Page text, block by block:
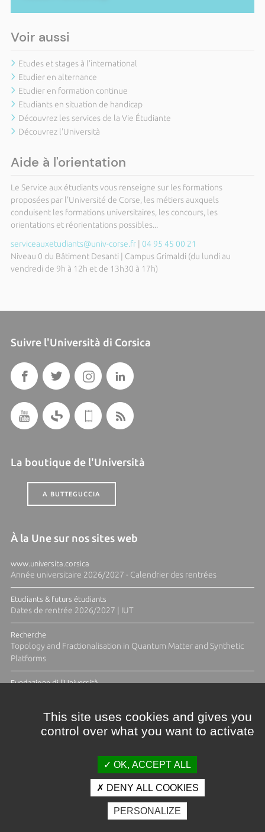
Voir aussi
Etudes et stages à l'international
Etudier en alternance
Etudier en formation continue
Etudiants en situation de handicap
Découvrez les services de la Vie Étudiante
Découvrez l'Università
Aide à l'orientation
Le Service aux étudiants vous renseigne sur les formations
proposées par l'Université de Corse, les métiers auxquels
conduisent les formations universitaires, les concours, les
orientations et réorientations possibles...
serviceauxetudiants@univ-corse.fr| 04 95 45 00 21
Niveau 0 du Bâtiment Desanti | Campus Grimaldi (du lundi au
vendredi de 9h à 12h et de 13h30 à 17h)
Suivre l'Università di Corsica
La boutique de l'Università
A BUTTEGUCCIA
À la Une sur nos sites web
www.universita.corsica
Année universitaire 2026/2027 - Calendrier des rentrées
Etudiants & futurs étudiants
Dates de rentrée 2026/2027 | IUT
Recherche
Topology and Fractionalisation in Quantum Matter and Synthetic
Platforms
Fundazione di l'Università
Crédits et mentions légales
Espace presse
Photothèque
This site uses cookies and gives you
control over what you want to activate
OK, ACCEPT ALL
DENY ALL COOKIES
PERSONALIZE